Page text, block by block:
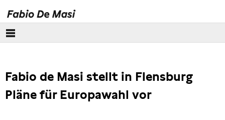
Europäisches Parlament
Fabio de Masi stellt in Flensburg
Pläne für Europawahl vor